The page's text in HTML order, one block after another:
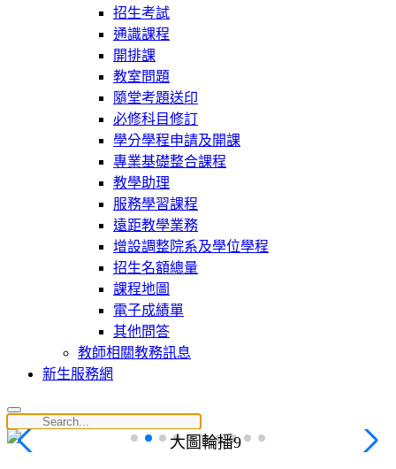
招生考試
通識課程
開排課
教室問題
隨堂考題送印
必修科目修訂
學分學程申請及開課
專業基礎整合課程
教學助理
服務學習課程
遠距教學業務
增設調整院系及學位學程
招生名額總量
課程地圖
電子成績單
其他問答
教師相關教務訊息
新生服務網